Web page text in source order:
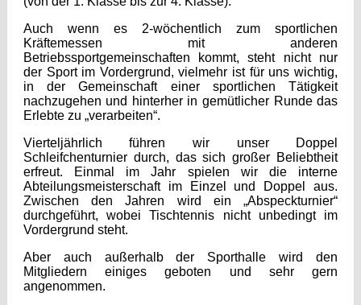
Auch wenn es 2-wöchentlich zum sportlichen
Kräftemessen mit anderen
Betriebssportgemeinschaften kommt, steht nicht nur
der Sport im Vordergrund, vielmehr ist für uns wichtig,
in der Gemeinschaft einer sportlichen Tätigkeit
nachzugehen und hinterher in gemütlicher Runde das
Erlebte zu „verarbeiten“.
Vierteljährlich führen wir unser Doppel
Schleifchenturnier durch, das sich großer Beliebtheit
erfreut. Einmal im Jahr spielen wir die interne
Abteilungsmeisterschaft im Einzel und Doppel aus.
Zwischen den Jahren wird ein „Abspeckturnier“
durchgeführt, wobei Tischtennis nicht unbedingt im
Vordergrund steht.
Aber auch außerhalb der Sporthalle wird den
Mitgliedern einiges geboten und sehr gern
angenommen.